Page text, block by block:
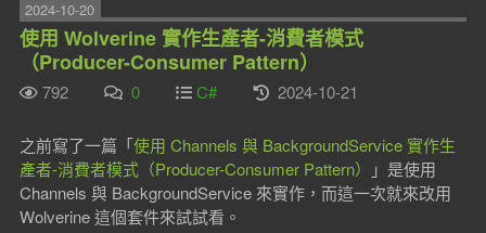
2024-10-20
使用 Wolverine 實作生產者-消費者模式
（Producer-Consumer Pattern）
792 0 C# 2024-10-21
之前寫了一篇「使用 Channels 與 BackgroundService 實作生
產者-消費者模式（Producer-Consumer Pattern）
」是使用
Channels 與 BackgroundService 來實作，而這一次就來改用
Wolverine 這個套件來試試看。